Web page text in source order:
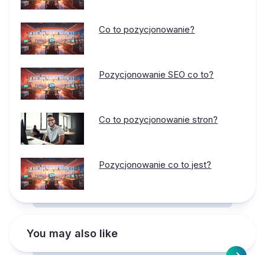
Co to pozycjonowanie?
Pozycjonowanie SEO co to?
Co to pozycjonowanie stron?
Pozycjonowanie co to jest?
You may also like